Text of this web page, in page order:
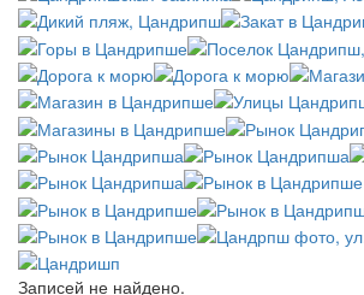
Записей не найдено.